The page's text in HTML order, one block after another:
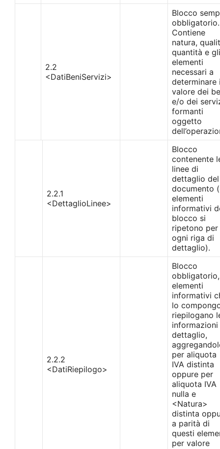
2.2
<DatiBeniServizi>
Blocco
obbligatorio.
Contiene
natura,
quantità e gli
elementi
necessari a
determinare
valore dei
e/o dei
formanti
oggetto
2.2.1
<DettaglioLinee>
Blocco
contenente
linee di
dettaglio del
documento
elementi
informativi
blocco si
ripetono per
ogni riga di
dettaglio).
2.2.2
<DatiRiepilogo>
Blocco
elementi
informativi
lo
riepilogano
dettaglio,
per aliquota
IVA distinta
oppure per
aliquota IVA
nulla e
<Natura>
distinta
a parità di
questi
per valore